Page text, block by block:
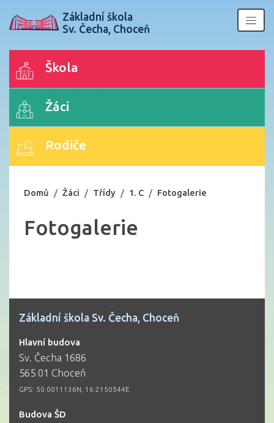
Základní škola
Sv. Čecha, Choceň
Škola
Žáci
Rodiče
Domů Žáci Třídy 1. C Fotogalerie
Fotogalerie
Základní škola Sv. Čecha, Choceň
Hlavní budova
Sv. Čecha 1686
565 01 Choceň
GPS: 50.0011136N, 16.2150544E
Budova ŠD